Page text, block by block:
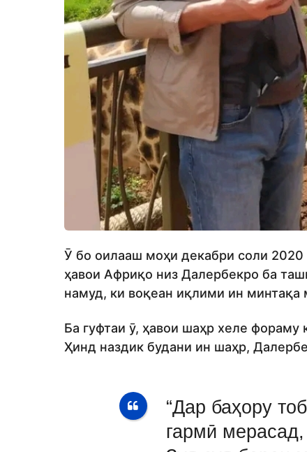
Ӯ бо оилааш моҳи декабри соли
ҳавои Африқо низ Далербекро ба
намуд, ки воқеан иқлими ин минтақа
Ба гуфтаи ӯ, ҳавои шаҳр хеле
Ҳинд наздик будани ин шаҳр,
“Дар баҳору
гармӣ